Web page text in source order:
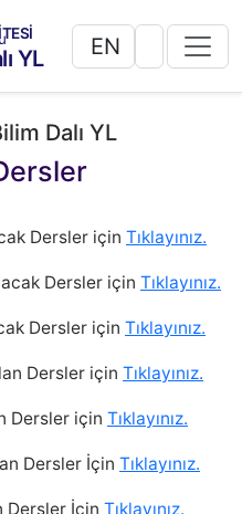
YL EN
Dalı YL
Dersler için Tıklayınız.
Dersler için Tıklayınız.
Dersler için Tıklayınız.
Dersler için Tıklayınız.
Dersler için Tıklayınız.
Dersler İçin Tıklayınız.
Dersler İçin Tıklayınız.